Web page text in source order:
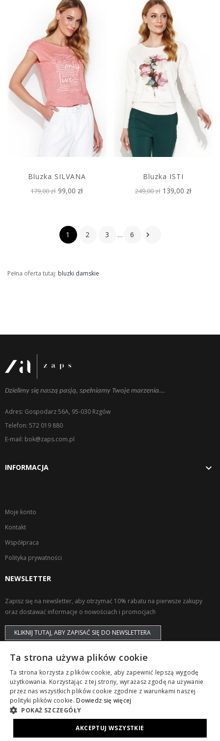
Bluzka SILVANA
179,00 zł 99,00 zł
Bluzka ISTI
249,00 zł 139,00 zł
1 2 3 … 6 
Pełna oferta tutaj: bluzki damskie
Dzielimy się naszą pasją, spełniamy Twoje marzenia...
Adres: Gospodarz 56A, 95-030 Rzgów
Telefon: 572 019 880
E-mail: bok@zaps.com.pl
INFORMACJA 
Moje konto
Kontakt
Współpraca
Polityka prywatności
NEWSLETTER
Zapisz się na newsletter, aby otrzymać 10% rabatu na pierwsze zakupy
oraz dostawać informacje o nowościach i promocjach
KLIKNIJ TUTAJ, ABY ZAPISAĆ SIĘ DO NEWSLETTERA
Copyright © ZAPS. All Rights Reserved.
Ta strona używa plików cookie
Ta strona korzysta z plików cookie, aby zapewnić lepszą wygodę
użytkowania. Korzystając z tej strony, wyrażasz zgodę na używanie
przez nas wszystkich plików cookie zgodnie z warunkami naszej
polityki plików cookie.Dowiedz się więcej
POKAŻ SZCZEGÓŁY
AKCEPTUJ WSZYSTKIE